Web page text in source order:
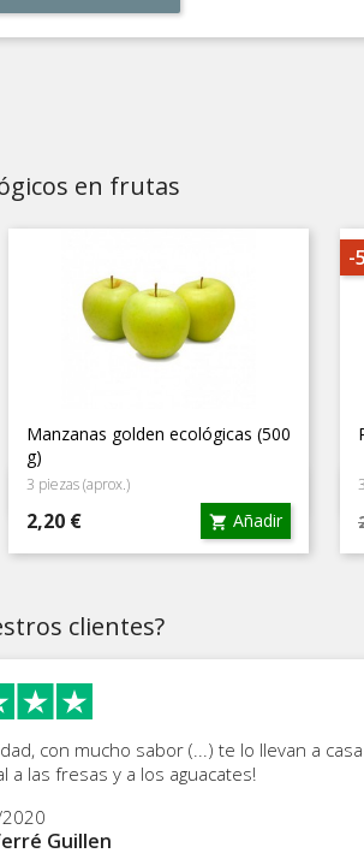
en frutas
Manzanas golden ecológicas (500
g)
3 piezas (aprox.)
Precio
2,20 €  Añadir
Vista rápida
-
clientes?
con mucho sabor (...) te lo llevan a
a las fresas y a los aguacates!
Guillen